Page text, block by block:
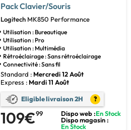
Pack Clavier/Souris
Logitech MK850 Performance
Utilisation : Bureautique
Utilisation : Pro
Utilisation : Multimédia
Rétroéclairage : Sans rétroéclairage
Connectivité : Sans fil
Standard : Mercredi 12 Août
Express : Mardi 11 Août
Eligible livraison 2H ?
109€99 Dispo web :En Stock
Dispo magasin :
En Stock